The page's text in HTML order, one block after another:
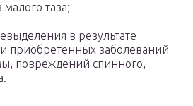
таза;
в результате
приобретенных заболеваний
повреждений спинного,